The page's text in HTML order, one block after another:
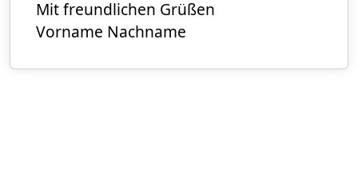
Mit freundlichen Grüßen
Vorname Nachname